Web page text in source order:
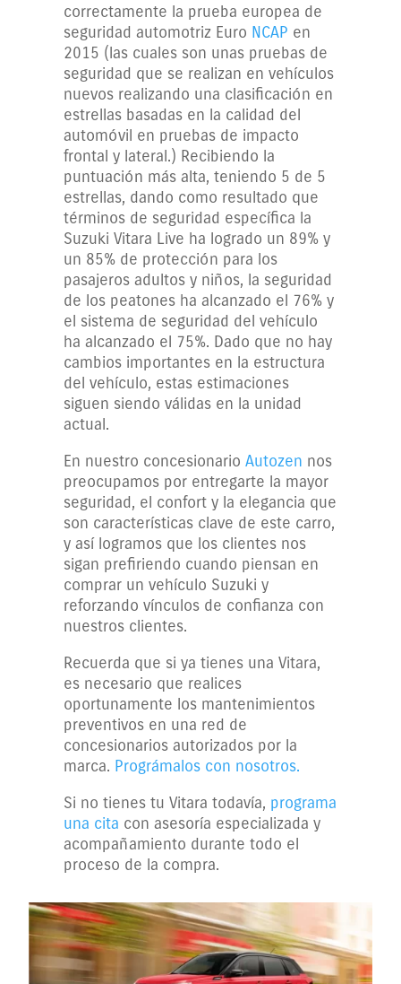
correctamente la prueba europea de
seguridad automotriz Euro NCAP en
2015 (las cuales son unas pruebas de
seguridad que se realizan en vehículos
nuevos realizando una clasificación en
estrellas basadas en la calidad del
automóvil en pruebas de impacto
frontal y lateral.) Recibiendo la
puntuación más alta, teniendo 5 de 5
estrellas, dando como resultado que
términos de seguridad específica la
Suzuki Vitara Live ha logrado un 89% y
un 85% de protección para los
pasajeros adultos y niños, la seguridad
de los peatones ha alcanzado el 76% y
el sistema de seguridad del vehículo
ha alcanzado el 75%. Dado que no hay
cambios importantes en la estructura
del vehículo, estas estimaciones
siguen siendo válidas en la unidad
actual.
En nuestro concesionario Autozen nos
preocupamos por entregarte la mayor
seguridad, el confort y la elegancia que
son características clave de este carro,
y así logramos que los clientes nos
sigan prefiriendo cuando piensan en
comprar un vehículo Suzuki y
reforzando vínculos de confianza con
nuestros clientes.
Recuerda que si ya tienes una Vitara,
es necesario que realices
oportunamente los mantenimientos
preventivos en una red de
concesionarios autorizados por la
marca. Prográmalos con nosotros.
Si no tienes tu Vitara todavía, programa
una cita con asesoría especializada y
acompañamiento durante todo el
proceso de la compra.